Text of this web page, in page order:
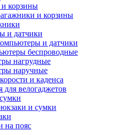
корзины
и корзины
и датчики
и датчики
беспроводные
нагрудные
наручные
и каденса
для велогаджетов
и сумки
на пояс